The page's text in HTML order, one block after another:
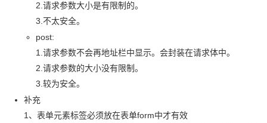
2. 请求参数大小是有限制的。
3. 不太安全。
post:
1. 请求参数不会再地址栏中显示。会封装在请求体中。
2. 请求参数的大小没有限制。
3. 较为安全。
补充
1、表单元素标签必须放在表单form中才有效